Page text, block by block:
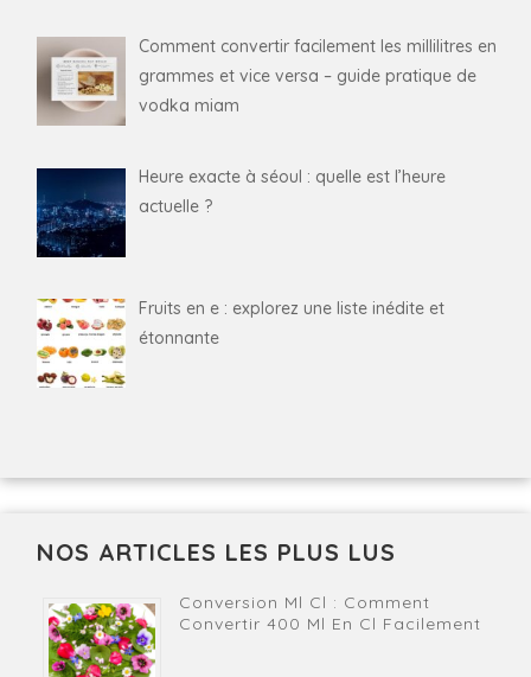
Comment convertir facilement les millilitres en
grammes et vice versa – guide pratique de
vodka miam
Heure exacte à séoul : quelle est l’heure
actuelle ?
Fruits en e : explorez une liste inédite et
étonnante
NOS ARTICLES LES PLUS LUS
Conversion Ml Cl : Comment
Convertir 400 Ml En Cl Facilement